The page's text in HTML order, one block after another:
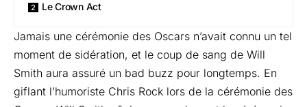
Le Crown Act
Jamais une cérémonie des Oscars n’avait connu un tel
moment de sidération, et le coup de sang de Will
Smith aura assuré un bad buzz pour longtemps. En
giflant l’humoriste Chris Rock lors de la cérémonie des